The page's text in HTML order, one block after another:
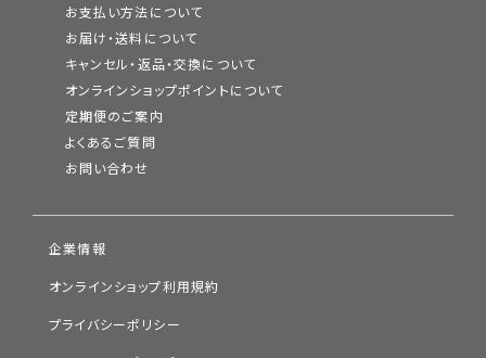
お支払い方法について
お届け・送料について
キャンセル・返品・交換について
オンラインショップポイントについて
定期便のご案内
よくあるご質問
お問い合わせ
企業情報
オンラインショップ利用規約
プライバシーポリシー